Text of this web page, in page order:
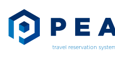
travel reservation